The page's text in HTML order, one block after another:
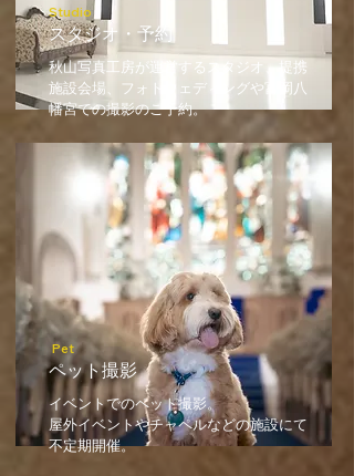
Studio
スタジオ・予約
秋山写真工房が運営するスタジオ、提携
施設会場、フォトウェディングや富岡八
幡宮での撮影のご予約。
Pet
ペット撮影
イベントでのペット撮影。
​屋外イベントやチャペルなどの施設にて
不定期開催。